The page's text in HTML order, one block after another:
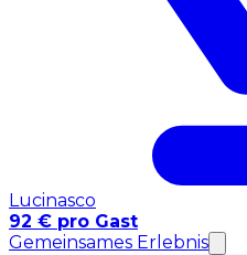
Lucinasco
92 € pro Gast
Gemeinsames Erlebnis